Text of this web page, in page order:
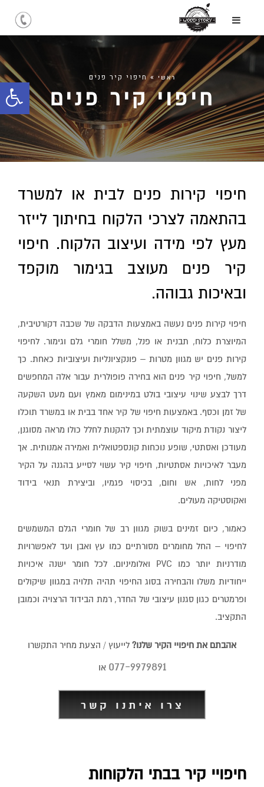
ראשי » חיפוי קיר פנים
חיפוי קיר פנים
חיפוי קירות פנים לבית או למשרד
בהתאמה לצרכי הלקוח בחיתוך לייזר
מעץ לפי מידה ועיצוב הלקוח. חיפוי
קיר פנים מעוצב בגימור מוקפד
ובאיכות גבוהה.
חיפוי קירות פנים נעשה באמצעות הדבקה של שכבה דקורטיבית,
המיוצרת כלוח, תבנית או פנל, משלל חומרי גלם וגימור. לחיפוי
קירות פנים יש מגוון מטרות – פונקציונליות ועיצוביות כאחת. כך
למשל, חיפוי קיר פנים הוא בחירה פופולרית עבור אלה המחפשים
דרך לבצע שינוי עיצובי בולט במינימום מאמץ ועם מעט השקעה
של זמן וכסף. באמצעות חיפוי של קיר אחד בבית או במשרד תוכלו
ליצור נקודת מיקוד עוצמתית וכך להקנות לחלל כולו מראה מסוגנן,
מעודכן ואסתטי, שופע נוכחות קונספטואלית ואמירה אמנותית. אך
מעבר לאיכויות אסתטיות, חיפוי קיר עשוי לסייע בהגנה על הקיר
מפני לחות, אש וחום, בכיסוי פגמיו, וביצירת תנאי בידוד
ואקוסטיקה מעולים.
כאמור, כיום זמינים בשוק מגוון רב של חומרי הגלם המשמשים
לחיפוי – החל מחומרים מסורתיים כמו עץ ואבן ועד לאפשרויות
מודרניות יותר כמו PVC ואלומיניום. לכל חומר ישנה איכויות
ייחודיות משלו והבחירה בסוג החיפוי תהיה תלויה במגוון שיקולים
ופרמטרים כגון סגנון עיצובי של החדר, רמת הבידוד הרצויה וכמובן
התקציב.
אהבתם את חיפויי הקיר שלנו? לייעוץ / הצעת מחיר התקשרו
077-9979891 או
חיפויי קיר בבתי הלקוחות